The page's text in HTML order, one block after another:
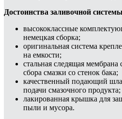
Достоинства заливочной
высококлассные
немецкая сборка;
оригинальная система
на емкости;
стальная следящая
сбора смазки со стенок бака;
качественный подающий
подачи смазочного продукта;
лакированная крышка для
пыли и мусора.